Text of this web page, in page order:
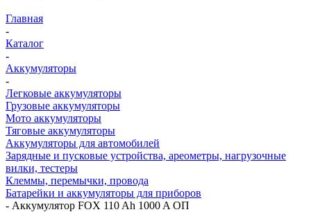
Главная
-
Каталог
-
Аккумуляторы
-
Легковые аккумуляторы
Грузовые аккумуляторы
Мото аккумуляторы
Тяговые аккумуляторы
Аккумуляторы для автомобилей
Зарядные и пусковые устройства, ареометры, нагрузочные
вилки, тестеры
Клеммы, перемычки, провода
Батарейки и аккумуляторы для приборов
- Аккумулятор FOX 110 Ah 1000 A ОП